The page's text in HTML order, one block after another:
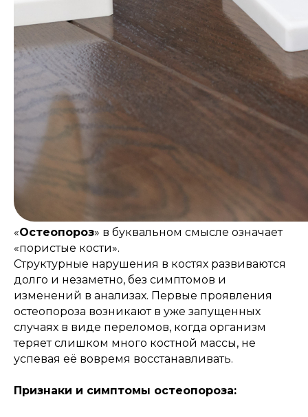
«Остеопороз» в буквальном смысле означает
«пористые кости».
Структурные нарушения в костях развиваются
долго и незаметно, без симптомов и
изменений в анализах. Первые проявления
остеопороза возникают в уже запущенных
случаях в виде переломов, когда организм
теряет слишком много костной массы, не
успевая её вовремя восстанавливать.
Признаки и симптомы остеопороза: